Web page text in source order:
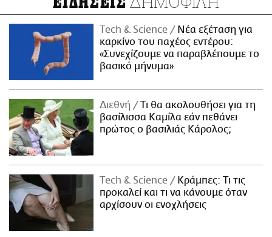
Τech & Science
Νέα εξέταση για
καρκίνο του παχέος εντέρου:
«Συνεχίζουμε να παραβλέπουμε το
βασικό μήνυμα»
Διεθνή
Τι θα ακολουθήσει για τη
βασίλισσα Καμίλα εάν πεθάνει
πρώτος ο βασιλιάς Κάρολος;
Τech & Science
Κράμπες: Τι τις
προκαλεί και τι να κάνουμε όταν
αρχίσουν οι ενοχλήσεις